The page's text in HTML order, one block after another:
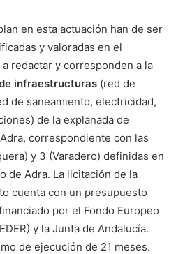
en esta actuación han de ser
y valoradas en el
redactar y corresponden a la
infraestructuras (red de
de saneamiento, electricidad,
de la explanada de
correspondiente con las
y 3 (Varadero) definidas en
de Adra. La licitación de la
cuenta con un presupuesto
por el Fondo Europeo
y la Junta de Andalucía.
de ejecución de 21 meses.